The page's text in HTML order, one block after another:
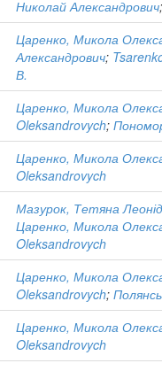
Николай Александрович;
Царенко, Микола
Александрович;
В.
Царенко, Микола
Oleksandrovych;
Царенко, Микола
Oleksandrovych
Мазурок, Тетяна
Царенко, Микола
Oleksandrovych
Царенко, Микола
Oleksandrovych;
Царенко, Микола
Oleksandrovych